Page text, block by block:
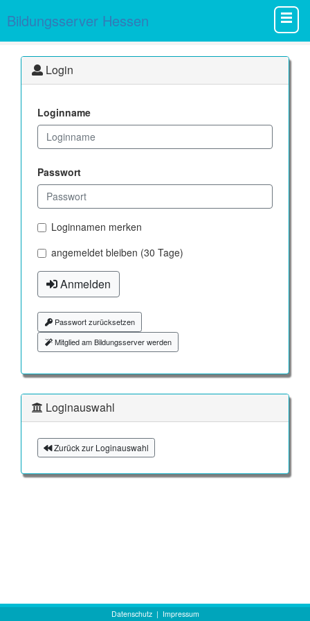
Bildungsserver Hessen
Login
Loginname
Passwort
Loginnamen merken
angemeldet bleiben (30 Tage)
Anmelden
Passwort zurücksetzen
Mitglied am Bildungsserver werden
Loginauswahl
Zurück zur Loginauswahl
Datenschutz| Impressum